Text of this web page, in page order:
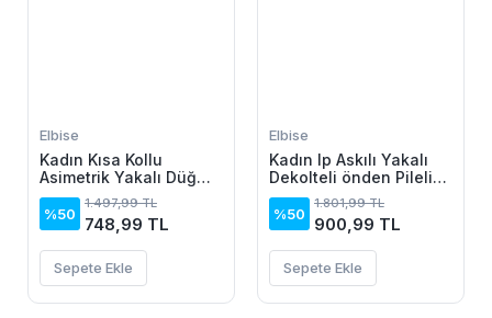
Elbise
Kadın Kısa Kollu
Asimetrik Yakalı Düğme
Detaylı Midi Viskon
Elbise
%50
1.497,99 TL
748,99 TL
Sepete Ekle
Elbise
Kadın Ip Askılı Yakalı
Dekolteli önden Pileli
Midi Ithal Krep Elbise
%50
1.801,99 TL
900,99 TL
Sepete Ekle